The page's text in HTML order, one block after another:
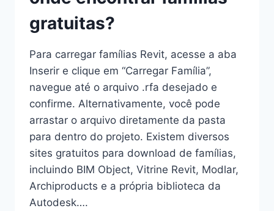
gratuitas?
Para carregar famílias Revit, acesse a aba
Inserir e clique em “Carregar Família”,
navegue até o arquivo .rfa desejado e
confirme. Alternativamente, você pode
arrastar o arquivo diretamente da pasta
para dentro do projeto. Existem diversos
sites gratuitos para download de famílias,
incluindo BIM Object, Vitrine Revit, Modlar,
Archiproducts e a própria biblioteca da
Autodesk….